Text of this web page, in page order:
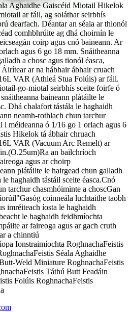
Aghaidhe Gaiscéid Miotail Hikelok
ar fáil, ag soláthar seirbhís
dearfach. Déantar an séala ar thionól
comhbhrúite ag dhá choirnín le
coirp agus cnó baineann. Ar
agus 6 go 18 mm. Snáitheanna
a chosc agus tionól éasca,
ar na hábhair ábhair cruach
VAR (Athleá Stua Folúis) ar fáil.
go-miotal seirbhís sceite foirfe ó
baineann plátáilte le
Dhá chalafort tástála le haghaidh
neamh-rothlach chun tarchur
i méideanna ó 1/16 go 1 orlach agus 6
Hikelok tá ábhair chruach
VAR (Vacuum Arc Remelt) ar
an bailchríoch
agus ar choirp
plátáilte le hairgead chun galladh
haghaidh tástáil sceite éasca.Cnó
tarchur chasmhóiminte a choscGan
Gasóg coinneála luchtaithe taobh
imréiteach íosta le haghaidh
le haghaidh feidhmíochta
ar faireoga agus ar gach cruth
a chinntiú
Ionstraimíochta RoghnachaFeistis
Feistis Séala Aghaidhe
Weld Miniature RoghnachaFeistis
Feistis Táthú Butt Feadáin
Folúis RoghnachaFeistis